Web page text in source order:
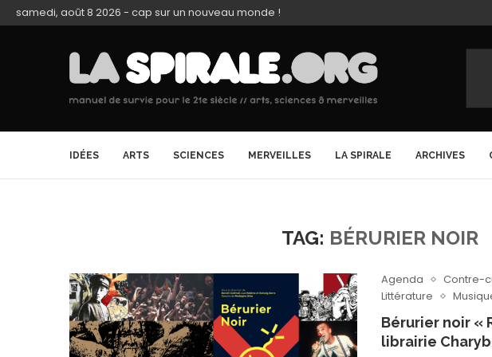
samedi, août 8 2026 - cap sur un nouveau monde !
IDÉES ARTS SCIENCES MERVEILLES LA SPIRALE ARCHIVES
TAG: BÉRURIER NOIR
Agenda Contre-
Littérature
Bérurier noir «
librairie